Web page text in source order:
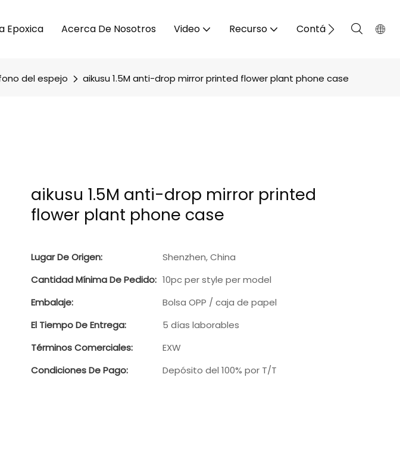
Epoxica Acerca De Nosotros Video Recurso Contáctenos
del espejo aikusu 1.5M anti-drop mirror printed flower plant phone case
aikusu 1.5M anti-drop mirror printed
flower plant phone case
Lugar De Origen:
Shenzhen, China
Cantidad Mínima De Pedido: 10pc per style per model
Embalaje:
Bolsa OPP / caja de papel
El Tiempo De Entrega:
5 días laborables
Términos Comerciales:
EXW
Condiciones De Pago:
Depósito del 100% por T/T